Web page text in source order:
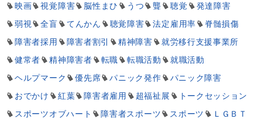
映画
視覚障害 脳性まひ うつ 聾 聴覚
発達障害
弱視
全盲 てんかん 聴覚障害 法定雇用率
脊髄損傷
障害者採用
障害者割引 精神障害
就労移行支援事業所
健常者
精神障害者 転職 転職活動
就職活動
ヘルプマーク
優先席 パニック発作
パニック障害
おでかけ
紅葉 障害者雇用 超福祉展
トークセッション
スポーツオブハート
障害者スポーツ スポーツ
ＬＧＢＴ